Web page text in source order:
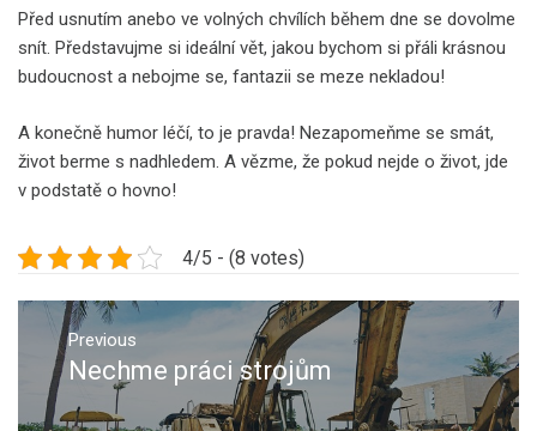
Před usnutím anebo ve volných chvílích během dne se dovolme
snít. Představujme si ideální vět, jakou bychom si přáli krásnou
budoucnost a nebojme se, fantazii se meze nekladou!
A konečně humor léčí, to je pravda! Nezapomeňme se smát,
život berme s nadhledem. A vězme, že pokud nejde o život, jde
v podstatě o hovno!
4/5 - (8 votes)
Navigace
pro
příspěvek
Previous
Previous
Nechme práci strojům